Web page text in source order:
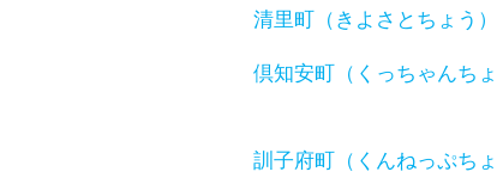
清里町（きよさとちょう）
倶知安町（くっちゃんちょ
訓子府町（くんねっぷちょ